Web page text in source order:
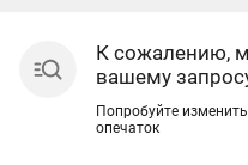
К сожалению,
вашему
Попробуйте
опечаток